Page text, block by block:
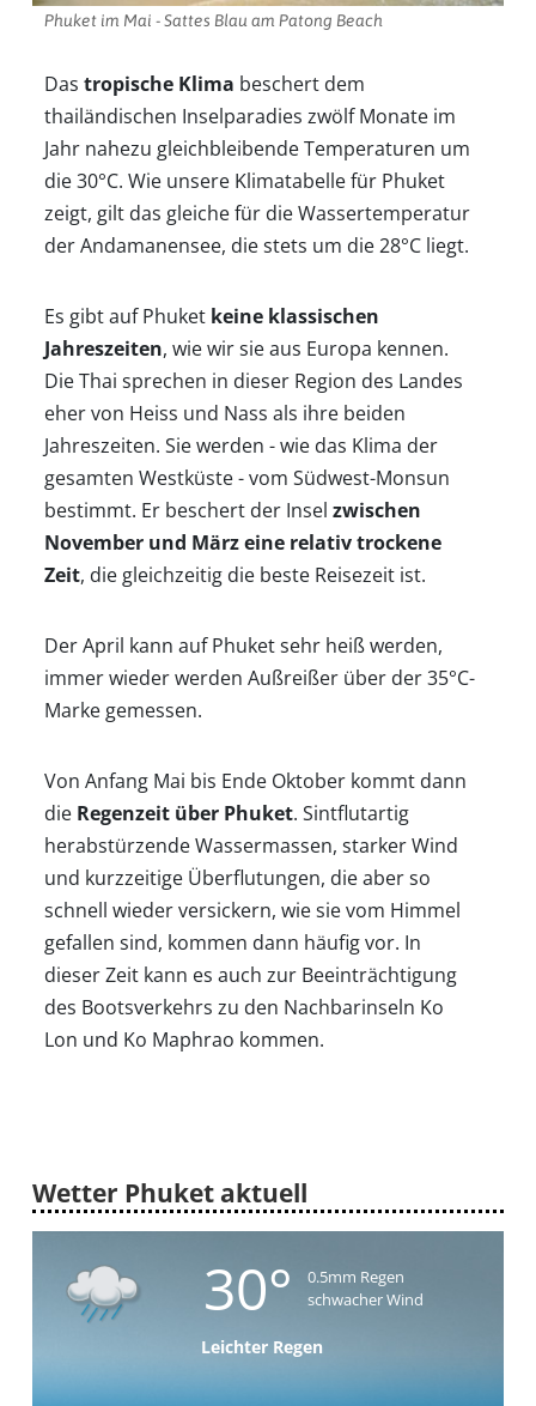
Startseite
Klimatabellen
Beste
Wann
wohin?
Suche
Phuket im Mai - Sattes Blau am Patong Beach
Das tropische Klima beschert dem
thailändischen Inselparadies zwölf Monate im
Jahr nahezu gleichbleibende Temperaturen um
die 30°C. Wie unsere Klimatabelle für Phuket
zeigt, gilt das gleiche für die Wassertemperatur
der Andamanensee, die stets um die 28°C liegt.
Es gibt auf Phuket keine klassischen
Jahreszeiten, wie wir sie aus Europa kennen.
Die Thai sprechen in dieser Region des Landes
eher von Heiss und Nass als ihre beiden
Jahreszeiten. Sie werden - wie das Klima der
gesamten Westküste - vom Südwest-Monsun
bestimmt. Er beschert der Insel zwischen
November und März eine relativ trockene
Zeit, die gleichzeitig die beste Reisezeit ist.
Der April kann auf Phuket sehr heiß werden,
immer wieder werden Außreißer über der 35°C-
Marke gemessen.
Von Anfang Mai bis Ende Oktober kommt dann
die Regenzeit über Phuket. Sintflutartig
herabstürzende Wassermassen, starker Wind
und kurzzeitige Überflutungen, die aber so
schnell wieder versickern, wie sie vom Himmel
gefallen sind, kommen dann häufig vor. In
dieser Zeit kann es auch zur Beeinträchtigung
des Bootsverkehrs zu den Nachbarinseln Ko
Lon und Ko Maphrao kommen.
Wetter Phuket aktuell
30°
0.5mm Regen
schwacher Wind
Leichter Regen